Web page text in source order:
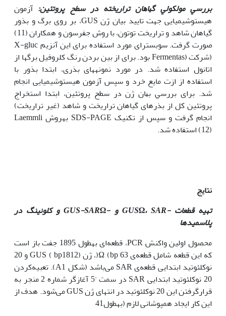
ﺑﺮرﺳﻲ ﻣﻮﻟﻜﻮﻟﻲ ﮔﻴﺎﻫﺎن ﺗﺮارﻳﺨﺘﻪ در ﺳﻄﺢ پروتئین: آزمون
هیستوشیمیایی جهت تایید بیان ژن GUS، بر روی برگ و بذور
گیاهان شاهد و تراریخت توتون، با روش جفرسون و همکاران (11)
صورت گرفت. سوبسترای مورد استفاده برای این آنزیم X-gluc
(شرکت (Fermentas بود. برای از بین بردن رنگ کلروفیل برگ‫ها از
اتانول استفاده شد. در مورد نمونه‫های بذری، ابتدا بذور با
استفاده از ازت مایع خرد و سپس آزمون هیستوشیمیایی انجام
شد. ﺑﺮای ﺑﺮرﺳﻲ ﺑﻴﺎن ژن در ﺳﻄﺢ پروتئین، ابتدا استخراج
پروتئین کل از بذرهای گیاهان تراریخت و شاهد (غیر تراریخت)
انجام گرفت و سپس از تکنیک SDS-PAGE به‫روش Laemmli
(12) اﺳﺘﻔﺎده ﺷﺪ.
نتایج
تهیه قطعات-GUS
Ω، SAR و-GUS-SAR
Ω
و کلونینگ در
پلاسمیدها
محصول اولین واکنش PCR، قطعه‌ای به‫طول 1895 جفت باز است
که این قطعه شامل قطعه‌ی Ω (bp 63(، ژن GUS ( bp1812) و 20
نوکلئوتید ابتدایی قطعه‌ی SAR می‌باشد (شکل A1). تعبیه‌کردن
20 نوکلئوتید ابتدایی SAR در سمت '5 آغازگر شماره 2 منجر به
قرار‌گرفتن این 20 نوکلئوتید در انتهای ژن GUS می‌شود. هدف از
این کار ایجاد همپوشانی لازم (به‫طول41